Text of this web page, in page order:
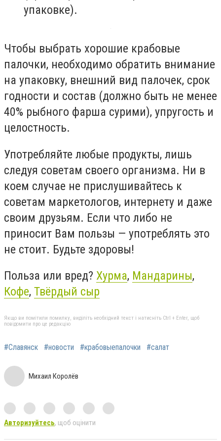
упаковке).
Чтобы выбрать хорошие крабовые
палочки, необходимо обратить внимание
на упаковку, внешний вид палочек, срок
годности и состав (должно быть не менее
40% рыбного фарша сурими), упругость и
целостность.
Употребляйте любые продукты, лишь
следуя советам своего организма. Ни в
коем случае не прислушивайтесь к
советам маркетологов, интернету и даже
своим друзьям. Если что либо не
приносит Вам пользы — употреблять это
не стоит. Будьте здоровы!
Польза или вред? Хурма, Мандарины,
Кофе, Твёрдый сыр
Якщо ви помітили помилку, виділіть необхідний текст і натисніть Ctrl + Enter, щоб
повідомити про це редакцію
#Славянск #новости #крабовыепалочки #салат
Михаил Королёв
Авторизуйтесь, щоб оцінити